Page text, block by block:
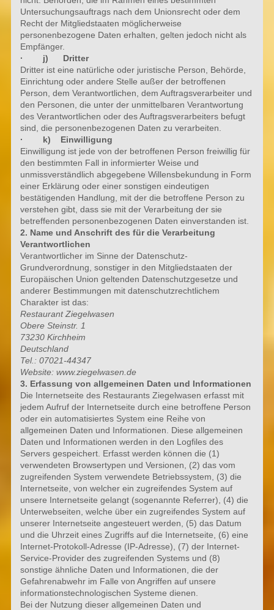
Untersuchungsauftrags nach dem Unionsrecht oder dem
Recht der Mitgliedstaaten möglicherweise
personenbezogene Daten erhalten, gelten jedoch nicht als
Empfänger.
· j) Dritter
Dritter ist eine natürliche oder juristische Person, Behörde,
Einrichtung oder andere Stelle außer der betroffenen
Person, dem Verantwortlichen, dem Auftragsverarbeiter und
den Personen, die unter der unmittelbaren Verantwortung
des Verantwortlichen oder des Auftragsverarbeiters befugt
sind, die personenbezogenen Daten zu verarbeiten.
· k) Einwilligung
Einwilligung ist jede von der betroffenen Person freiwillig für
den bestimmten Fall in informierter Weise und
unmissverständlich abgegebene Willensbekundung in Form
einer Erklärung oder einer sonstigen eindeutigen
bestätigenden Handlung, mit der die betroffene Person zu
verstehen gibt, dass sie mit der Verarbeitung der sie
betreffenden personenbezogenen Daten einverstanden ist.
2. Name und Anschrift des für die Verarbeitung
Verantwortlichen
Verantwortlicher im Sinne der Datenschutz-
Grundverordnung, sonstiger in den Mitgliedstaaten der
Europäischen Union geltenden Datenschutzgesetze und
anderer Bestimmungen mit datenschutzrechtlichem
Charakter ist das:
Restaurant Ziegelwasen
Obere Steinstr. 1
73230 Kirchheim
Deutschland
Tel.: 07021-44347
Website: www.ziegelwasen.de
3. Erfassung von allgemeinen Daten und Informationen
Die Internetseite des Restaurants Ziegelwasen erfasst mit
jedem Aufruf der Internetseite durch eine betroffene Person
oder ein automatisiertes System eine Reihe von
allgemeinen Daten und Informationen. Diese allgemeinen
Daten und Informationen werden in den Logfiles des
Servers gespeichert. Erfasst werden können die (1)
verwendeten Browsertypen und Versionen, (2) das vom
zugreifenden System verwendete Betriebssystem, (3) die
Internetseite, von welcher ein zugreifendes System auf
unsere Internetseite gelangt (sogenannte Referrer), (4) die
Unterwebseiten, welche über ein zugreifendes System auf
unserer Internetseite angesteuert werden, (5) das Datum
und die Uhrzeit eines Zugriffs auf die Internetseite, (6) eine
Internet-Protokoll-Adresse (IP-Adresse), (7) der Internet-
Service-Provider des zugreifenden Systems und (8)
sonstige ähnliche Daten und Informationen, die der
Gefahrenabwehr im Falle von Angriffen auf unsere
informationstechnologischen Systeme dienen.
Bei der Nutzung dieser allgemeinen Daten und